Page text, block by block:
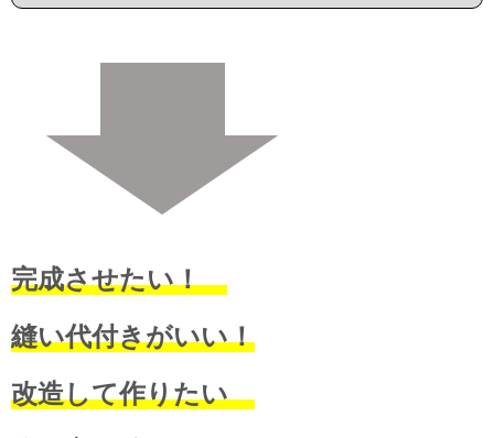
完成させたい！
縫い代付きがいい！
改造して作りたい